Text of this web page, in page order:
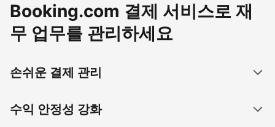
Booking.com 결제 서비스로 재
무 업무를 관리하세요
손쉬운 결제 관리
수익 안정성 강화